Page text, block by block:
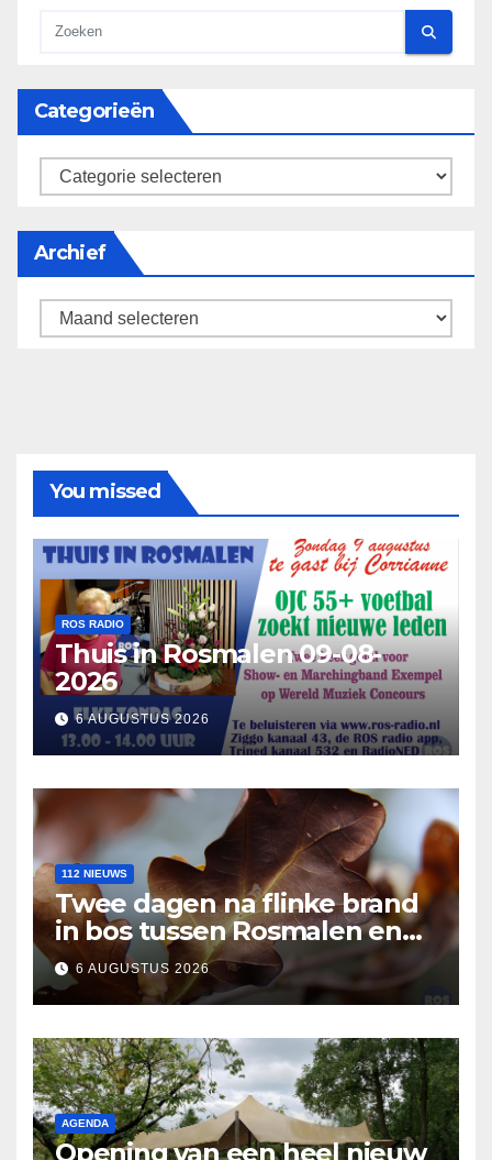
Categorieën
categorieën
Archief
Archief
You missed
ROS RADIO
Thuis in Rosmalen 09-08-
2026
6 AUGUSTUS 2026
112 NIEUWS
Twee dagen na flinke brand
in bos tussen Rosmalen en
Nuland
6 AUGUSTUS 2026
AGENDA
Opening van een heel nieuw